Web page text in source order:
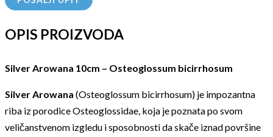
OPIS PROIZVODA
Silver Arowana 10cm – Osteoglossum bicirrhosum
Silver Arowana (Osteoglossum bicirrhosum) je impozantna
riba iz porodice Osteoglossidae, koja je poznata po svom
veličanstvenom izgledu i sposobnosti da skače iznad površine